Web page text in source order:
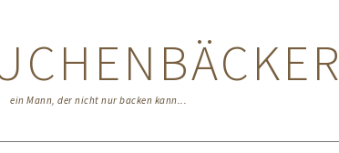
ein Mann, der nicht nur backen kann...